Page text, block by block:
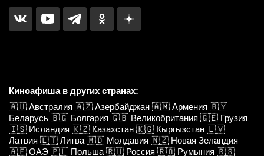
Киноафиша в других странах:
🇦🇺 Австралия 🇦🇿 Азербайджан 🇦🇲 Армения 🇧🇾
Беларусь 🇧🇬 Болгария 🇬🇧 Великобритания 🇬🇪 Грузия
🇮🇸 Исландия 🇰🇿 Казахстан 🇰🇬 Кыргызстан 🇱🇻
Латвия 🇱🇹 Литва 🇲🇩 Молдавия 🇳🇿 Новая Зеландия
🇦🇪 ОАЭ 🇵🇱 Польша 🇷🇺 Россия 🇷🇴 Румыния 🇷🇸